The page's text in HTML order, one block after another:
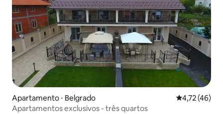
Apartamento ⋅ Belgrado 4,72 de uma
4,72 (46)
Apartamentos exclusivos - três quartos